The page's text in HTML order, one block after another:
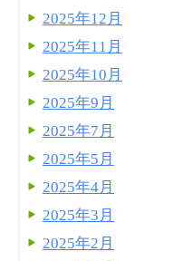
2025年12月
2025年11月
2025年10月
2025年9月
2025年7月
2025年5月
2025年4月
2025年3月
2025年2月